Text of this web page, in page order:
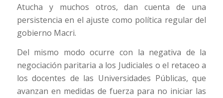
Atucha y muchos otros, dan cuenta de una
persistencia en el ajuste como política regular del
gobierno Macri.
Del mismo modo ocurre con la negativa de la
negociación paritaria a los Judiciales o el retaceo a
los docentes de las Universidades Públicas, que
avanzan en medidas de fuerza para no iniciar las